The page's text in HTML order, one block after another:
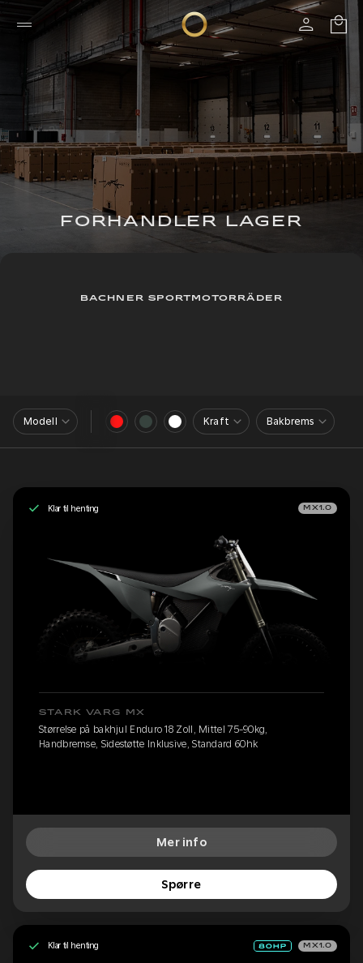
FORHANDLER LAGER
BACHNER SPORTMOTORRÄDER
Modell Kraft Bakbrems
Klar til henting MX1.0
STARK VARG MX
Størrelse på bakhjul Enduro 18 Zoll, Mittel 75-90kg,
Handbremse, Sidestøtte Inklusive, Standard 60hk
Mer info
Spørre
Klar til henting MX1.0